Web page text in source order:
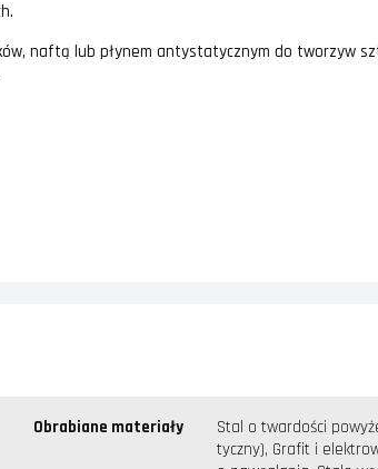
naftą lub płynem antystatycznym do tworzyw
Obrabiane materiały
Stal o twardości
tyczny), Grafit i